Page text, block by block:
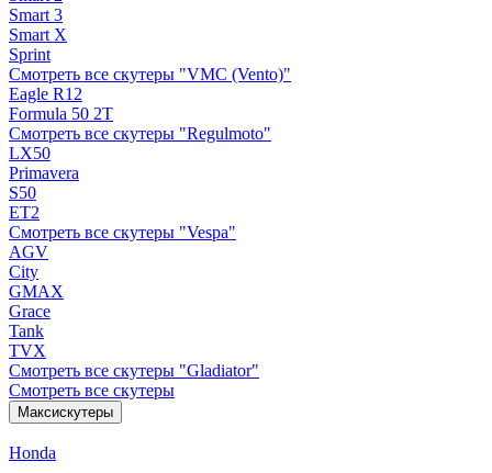
Smart 3
Smart X
Sprint
Смотреть все скутеры "VMC (Vento)"
Eagle R12
Formula 50 2Т
Смотреть все скутеры "Regulmoto"
LX50
Primavera
S50
ET2
Смотреть все скутеры "Vespa"
AGV
City
GMAX
Grace
Tank
TVX
Смотреть все скутеры "Gladiator"
Смотреть все скутеры
Максискутеры
Honda